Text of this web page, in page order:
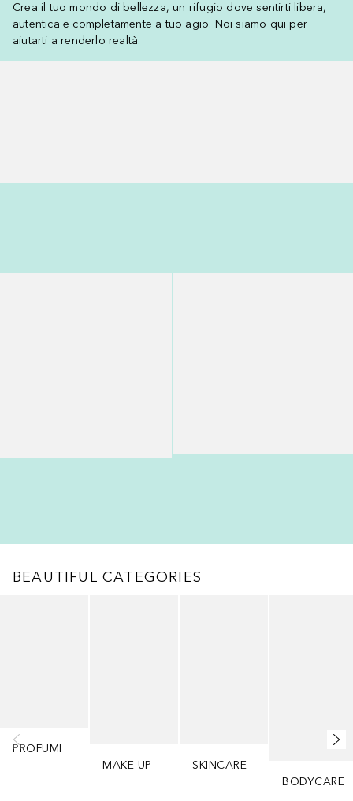
Crea il tuo mondo di bellezza, un rifugio dove sentirti libera,
autentica e completamente a tuo agio. Noi siamo qui per
aiutarti a renderlo realtà.
BEAUTIFUL CATEGORIES
PROFUMI
MAKE-UP
SKINCARE
BODYCARE